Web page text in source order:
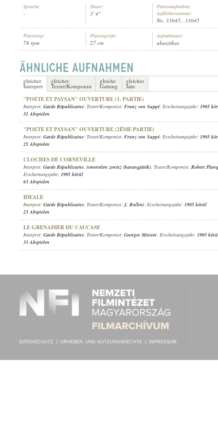
Sprache:
-
Dauer:
3' 4"
Plattenaufnahme,
Aufklebernummer:
No. 33045., 33045
Plattentyp:
78 rpm
Plattengröße:
27 cm
Aufnahmeart:
akusztikus
gleicher
Interpret
gleicher
Texter/Komponist
gleiche
Gattung
gleiches
Jahr
"POETE ET PAYSAN" OUVERTURE (1. PARTIE)
Interpret: Garde Républicaine; Texter/Komponist: Franz von Suppé; Erscheinungsjahr: 1905
31 Abspielen
"POETE ET PAYSAN" OUVERTURE (2ÉME PARTIE)
Interpret: Garde Républicaine; Texter/Komponist: Franz von Suppé; Erscheinungsjahr: 1905
25 Abspielen
CLOCHES DE CORNEVILLE
Interpret: Garde Républicaine, ismeretlen zenész (harangjáték); Texter/Komponist: Robert
Erscheinungsjahr: 1905 körül
63 Abspielen
IDEALE
Interpret: Garde Républicaine; Texter/Komponist:J. Bollini; Erscheinungsjahr: 1905 körül
23 Abspielen
LE GRENADIER DU CAUCASE
Interpret: Garde Républicaine; Texter/Komponist: Georges Meister; Erscheinungsjahr: 1905
33 Abspielen
DATENSCHUTZ URHEBER- UND NUTZUNGSRECHTE IMPRESSUM